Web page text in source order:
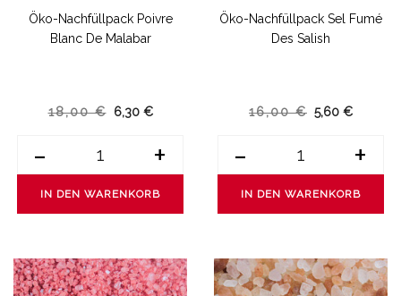
Öko-Nachfüllpack Poivre
Blanc De Malabar
18,00 € 6,30 €
- +
IN DEN WARENKORB
Öko-Nachfüllpack Sel Fumé
Des Salish
16,00 € 5,60 €
- +
IN DEN WARENKORB